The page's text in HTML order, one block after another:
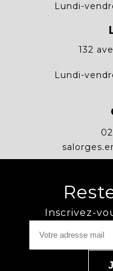
Lundi-
132
Lundi-
Inscrivez-